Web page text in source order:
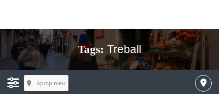
Tags: Treball
Aprop meu